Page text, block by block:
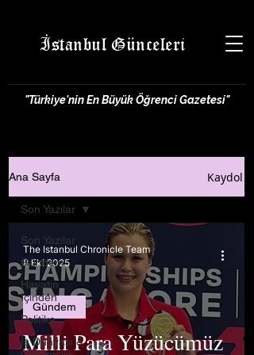
İstanbul Günceleri
"Türkiye'nin En Büyük Öğrenci Gazetesi"
Ana Sayfa Kaydol
Son Yazılar
Gündem
Hayatın
İçinden
Politika
İş Dünyası &
Son Yazılar
Milli Para Yüzücümüz
Gündem
The Istanbul Chronicle Team
8 Eki 2025